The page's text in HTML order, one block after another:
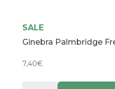
SALE
Ginebra Palmbridge
7,40€